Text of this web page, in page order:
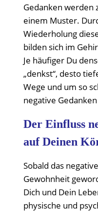
Gedanken werden
einem Muster.
Wiederholung
bilden sich im
Je häufiger Du
„denkst“, desto
Wege und um so
negative
Der Einfluss
auf Deinen
Sobald das
Gewohnheit
Dich und Dein
physische und